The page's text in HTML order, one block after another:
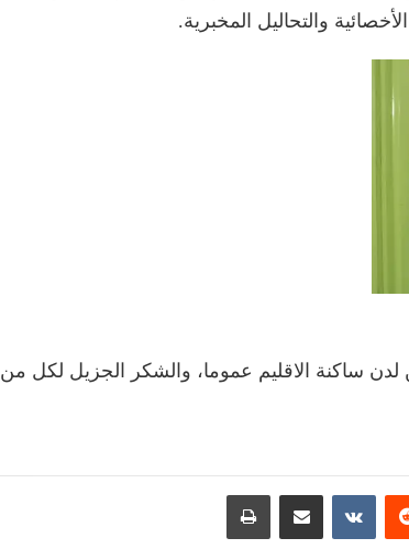
والتحاليل المخبرية.
لدن ساكنة الاقليم عموما، والشكر الجزيل لكل من
مشاركة عبر البريد طباعة